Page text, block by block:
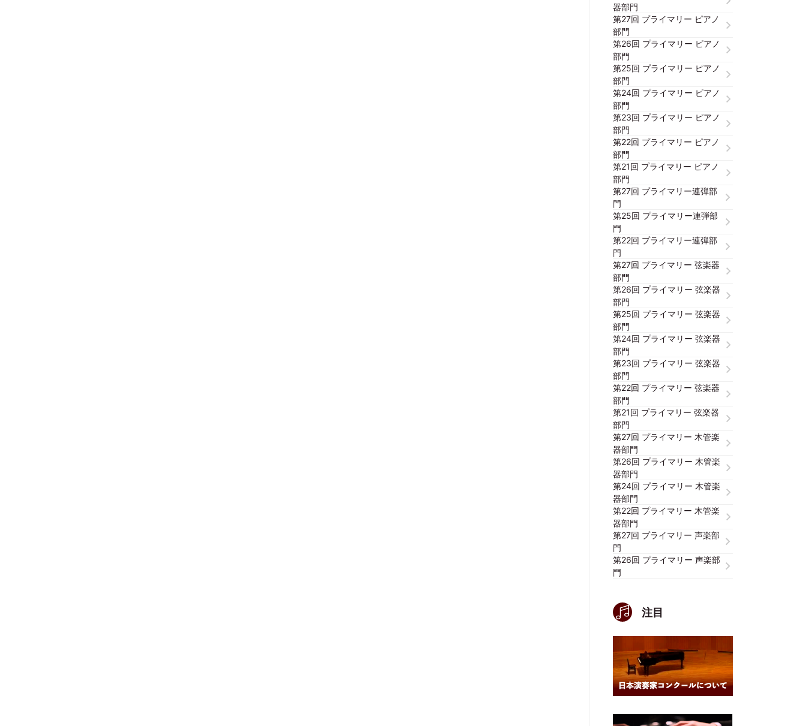
器部門
第27回 プライマリー ピアノ
部門
第26回 プライマリー ピアノ
部門
第25回 プライマリー ピアノ
部門
第24回 プライマリー ピアノ
部門
第23回 プライマリー ピアノ
部門
第22回 プライマリー ピアノ
部門
第21回 プライマリー ピアノ
部門
第27回 プライマリー連弾部
門
第25回 プライマリー連弾部
門
第22回 プライマリー連弾部
門
第27回 プライマリー 弦楽器
部門
第26回 プライマリー 弦楽器
部門
第25回 プライマリー 弦楽器
部門
第24回 プライマリー 弦楽器
部門
第23回 プライマリー 弦楽器
部門
第22回 プライマリー 弦楽器
部門
第21回 プライマリー 弦楽器
部門
第27回 プライマリー 木管楽
器部門
第26回 プライマリー 木管楽
器部門
第24回 プライマリー 木管楽
器部門
第22回 プライマリー 木管楽
器部門
第27回 プライマリー 声楽部
門
第26回 プライマリー 声楽部
門
注目